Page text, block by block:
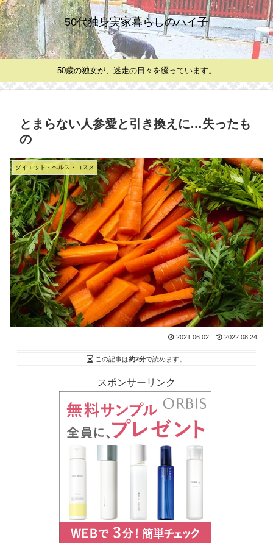
50代独身実家暮らしのハイ子
50歳の独女が、迷走の日々を綴っています。
とまらない人参愛と引き換えに…失ったも
の
ダイエット・ヘルス・コスメ
2021.06.02 2022.08.24
この記事は約2分で読めます。
スポンサーリンク